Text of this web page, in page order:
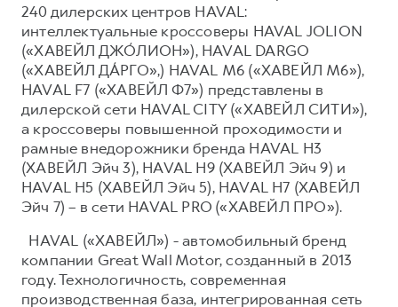
240 дилерских центров HAVAL:
интеллектуальные кроссоверы HAVAL JOLION
(«ХАВЕЙЛ ДЖО́ЛИОН»), HAVAL DARGO
(«ХАВЕЙЛ ДА́РГО»,) HAVAL М6 («ХАВЕЙЛ M6»),
HAVAL F7 («ХАВЕЙЛ Ф7») представлены в
дилерской сети HAVAL CITY («ХАВЕЙЛ СИТИ»),
а кроссоверы повышенной проходимости и
рамные внедорожники бренда HAVAL H3
(ХАВЕЙЛ Эйч 3), HAVAL H9 (ХАВЕЙЛ Эйч 9) и
HAVAL H5 (ХАВЕЙЛ Эйч 5), HAVAL H7 (ХАВЕЙЛ
Эйч 7) – в сети HAVAL PRO («ХАВЕЙЛ ПРО»).
HAVAL («ХАВЕЙЛ») - автомобильный бренд
компании Great Wall Motor, созданный в 2013
году. Технологичность, современная
производственная база, интегрированная сеть